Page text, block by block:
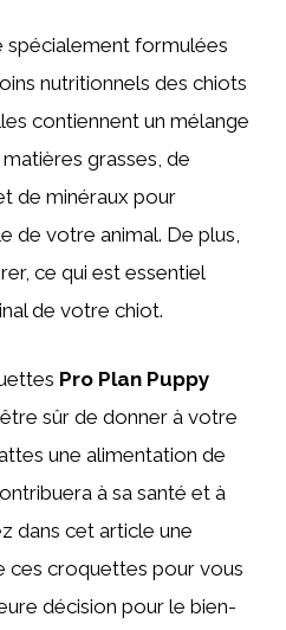
formulées
nutritionnels des chiots
contiennent un mélange
grasses, de
de minéraux pour
de votre animal. De plus,
ce qui est essentiel
de votre chiot.
Pro Plan Puppy
être sûr de donner à votre
une alimentation de
à sa santé et à
dans cet article une
ces croquettes pour vous
décision pour le bien-